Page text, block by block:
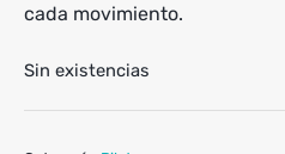
cada movimiento.
Sin existencias